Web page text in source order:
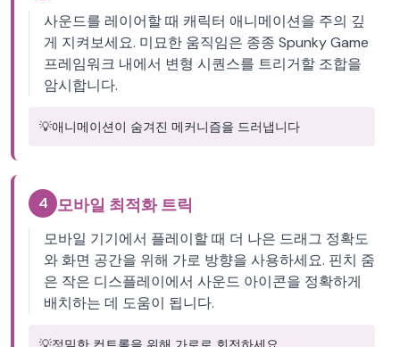
사운드를 레이어할 때 캐릭터 애니메이션을 주의 깊
게 지켜보세요. 미묘한 움직임은 종종 Spunky Game
프레임워크 내에서 변형 시퀀스를 트리거할 조합을
암시합니다.
💡애니메이션이 숨겨진 메커니즘을 드러냅니다
4 모바일 최적화 트릭
모바일 기기에서 플레이할 때 더 나은 드래그 정확도
와 화면 공간을 위해 가로 방향을 사용하세요. 핀치 줌
은 작은 디스플레이에서 사운드 아이콘을 정확하게
배치하는 데 도움이 됩니다.